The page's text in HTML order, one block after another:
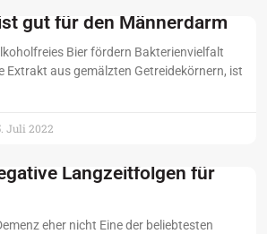
gut für den Männerdarm
Bier fördern Bakterienvielfalt
Extrakt aus gemälzten Getreidekörnern, ist
Juli 2022
Langzeitfolgen für
eher nicht Eine der beliebtesten